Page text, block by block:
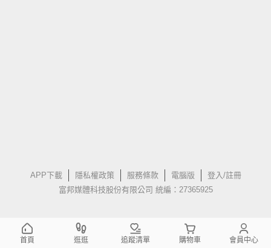
APP下載 隱私權政策 服務條款 電腦版
登入/註冊
富邦媒體科技股份有限公司 統編：27365925
首頁 逛逛 追蹤清單 購物車 會員中心